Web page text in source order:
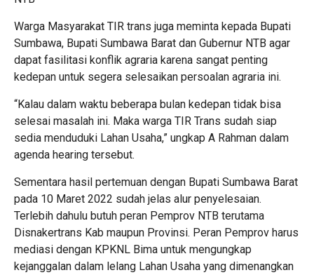
Warga Masyarakat TIR trans juga meminta kepada Bupati
Sumbawa, Bupati Sumbawa Barat dan Gubernur NTB agar
dapat fasilitasi konflik agraria karena sangat penting
kedepan untuk segera selesaikan persoalan agraria ini.
“Kalau dalam waktu beberapa bulan kedepan tidak bisa
selesai masalah ini. Maka warga TIR Trans sudah siap
sedia menduduki Lahan Usaha,” ungkap A Rahman dalam
agenda hearing tersebut.
Sementara hasil pertemuan dengan Bupati Sumbawa Barat
pada 10 Maret 2022 sudah jelas alur penyelesaian.
Terlebih dahulu butuh peran Pemprov NTB terutama
Disnakertrans Kab maupun Provinsi. Peran Pemprov harus
mediasi dengan KPKNL Bima untuk mengungkap
kejanggalan dalam lelang Lahan Usaha yang dimenangkan